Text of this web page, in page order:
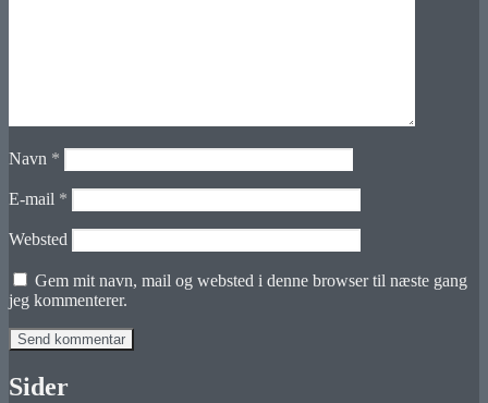
Navn *
E-mail *
Websted
Gem mit navn, mail og websted i denne browser til næste gang
jeg kommenterer.
Sider